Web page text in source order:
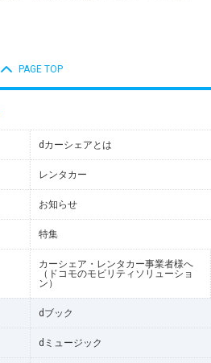
PAGE TOP
dカーシェアとは
レンタカー
お知らせ
特集
カーシェア・レンタカー事業者様へ
（ドコモのモビリティソリューショ
ン）
dブック
dミュージック